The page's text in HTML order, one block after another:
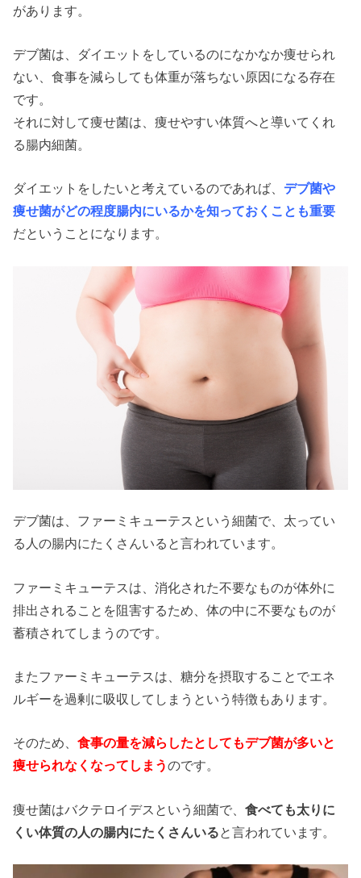
があります。
デブ菌は、ダイエットをしているのになかなか痩せられ
ない、食事を減らしても体重が落ちない原因になる存在
です。
それに対して痩せ菌は、痩せやすい体質へと導いてくれ
る腸内細菌。
ダイエットをしたいと考えているのであれば、 デブ菌や
痩せ菌がどの程度腸内にいるかを知っておくことも重要
だということになります。
デブ菌は、ファーミキューテスという細菌で、太ってい
る人の腸内にたくさんいると言われています。
ファーミキューテスは、消化された不要なものが体外に
排出されることを阻害するため、体の中に不要なものが
蓄積されてしまうのです。
またファーミキューテスは、糖分を摂取することでエネ
ルギーを過剰に吸収してしまうという特徴もあります。
そのため、食事の量を減らしたとしてもデブ菌が多いと
痩せられなくなってしまうのです。
痩せ菌はバクテロイデスという細菌で、食べても太りに
くい体質の人の腸内にたくさんいると言われています。